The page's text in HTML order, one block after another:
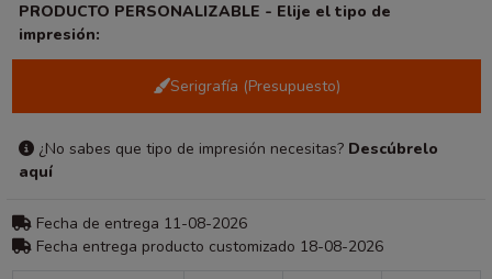
PRODUCTO PERSONALIZABLE - Elije el tipo de
impresión:
Serigrafía (Presupuesto)
¿No sabes que tipo de impresión necesitas?Descúbrelo
aquí
Fecha de entrega 11-08-2026
Fecha entrega producto customizado 18-08-2026